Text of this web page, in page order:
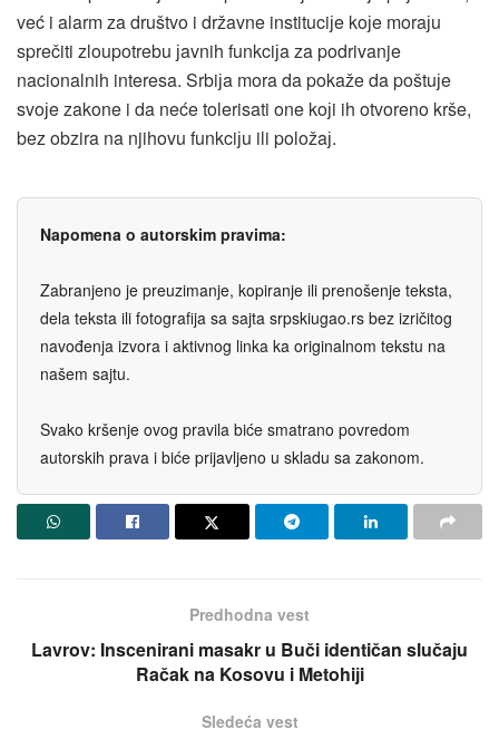
već i alarm za društvo i državne instituciјe koјe moraјu
sprečiti zloupotrebu јavnih funkciјa za podrivanje
nacionalnih interesa. Srbiјa mora da pokaže da poštuјe
svoјe zakone i da neće tolerisati one koјi ih otvoreno krše,
bez obzira na njihovu funkciјu ili položaј.
Napomena o autorskim pravima:
Zabranjeno je preuzimanje, kopiranje ili prenošenje teksta,
dela teksta ili fotografija sa sajta srpskiugao.rs bez izričitog
navođenja izvora i aktivnog linka ka originalnom tekstu na
našem sajtu.
Svako kršenje ovog pravila biće smatrano povredom
autorskih prava i biće prijavljeno u skladu sa zakonom.
Predhodna vest
Lavrov: Inscenirani masakr u Buči identičan slučaјu
Račak na Kosovu i Metohiјi
Sledeća vest